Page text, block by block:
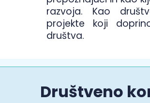
razvoja. Kao
projekte koji
društva.
Društveno